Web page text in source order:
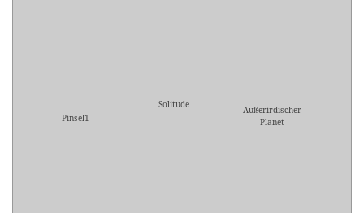
Pinsel1
Solitude
Außerirdischer
Planet